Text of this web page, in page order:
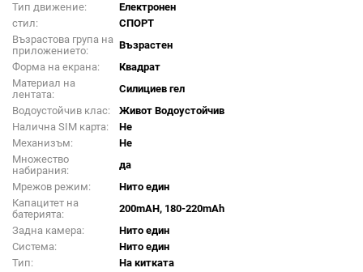
Тип движение:
Електронен
стил:
СПОРТ
Възрастова група на
приложението:
Възрастен
Форма на екрана:
Квадрат
Материал на
лентата:
Силициев гел
Водоустойчив клас:
Живот Водоустойчив
Налична SIM карта:
Не
Механизъм:
Не
Множество
набирания:
да
Мрежов режим:
Нито един
Капацитет на
батерията:
200mAH, 180-220mAh
Задна камера:
Нито един
Система:
Нито един
Тип:
На китката